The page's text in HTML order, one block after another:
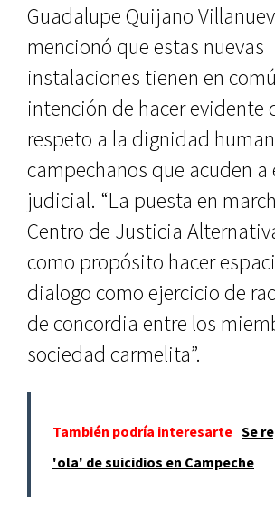
Guadalupe Quijano
mencionó que estas nuevas
instalaciones tienen en
intención de hacer evidente
respeto a la dignidad
campechanos que acuden a
judicial. “La puesta en
Centro de Justicia
como propósito hacer
dialogo como ejercicio de
de concordia entre los
sociedad carmelita”.
También podría interesarte Se
'ola' de suicidios en Campeche